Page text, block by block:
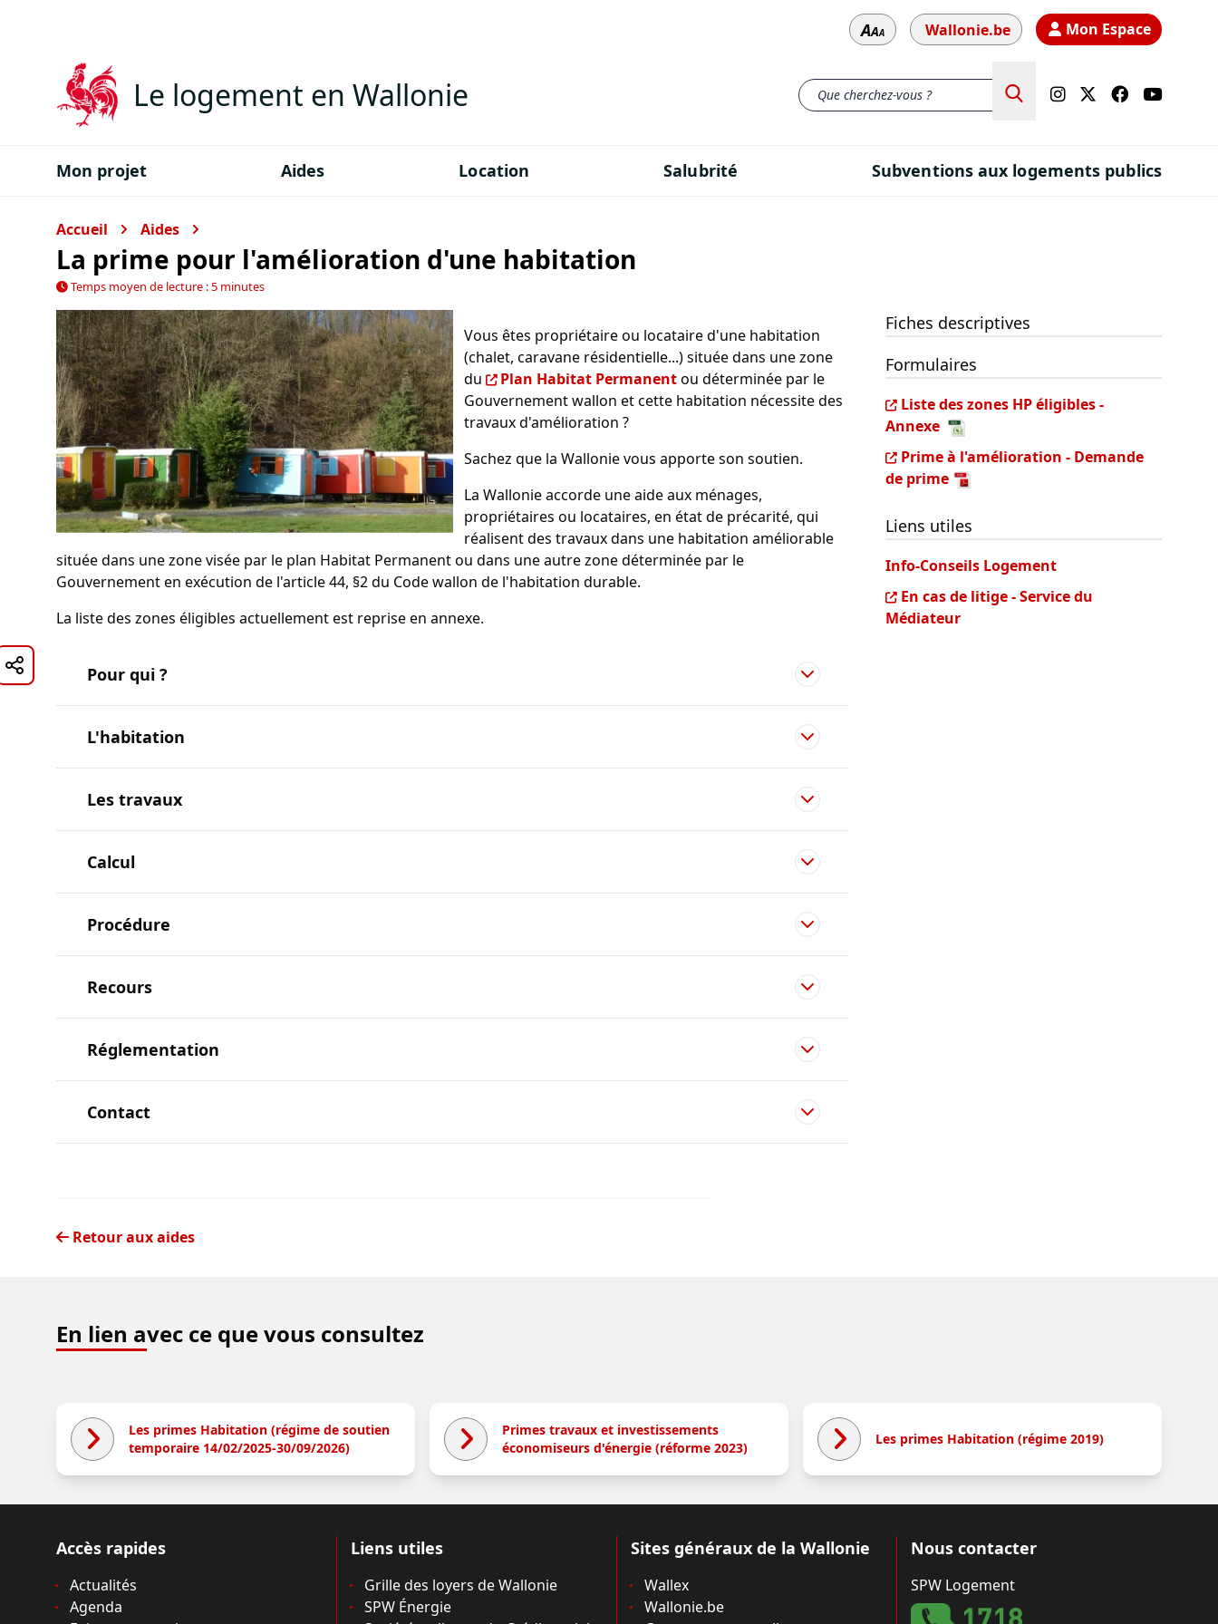
AAA Wallonie.be Mon Espace
Le logement en Wallonie
Mon projet Aides Location Salubrité Subventions aux logements publics
Accueil Aides
La prime pour l'amélioration d'une habitation
Temps moyen de lecture : 5 minutes
Vous êtes propriétaire ou locataire d'une habitation
(chalet, caravane résidentielle...) située dans une zone
du
Plan Habitat Permanentou déterminée par le
Gouvernement wallon et cette habitation nécessite des
travaux d'amélioration ?
Sachez que la Wallonie vous apporte son soutien.
La Wallonie accorde une aide aux ménages,
propriétaires ou locataires, en état de précarité, qui
réalisent des travaux dans une habitation améliorable
située dans une zone visée par le plan Habitat Permanent ou dans une autre zone déterminée par le
Gouvernement en exécution de l'article 44, §2 du Code wallon de l'habitation durable.
La liste des zones éligibles actuellement est reprise en annexe.
Pour qui ?
L'habitation
Les travaux
Calcul
Procédure
Recours
Réglementation
Contact
Fiches descriptives
Formulaires
Liste des zones HP éligibles -
Annexe
Prime à l'amélioration - Demande
de prime
Liens utiles
Info-Conseils Logement
En cas de litige - Service du
Médiateur
Retour aux aides
En lien avec ce que vous consultez
Les primes Habitation (régime de soutien
temporaire 14/02/2025-30/09/2026)
Primes travaux et investissements
économiseurs d'énergie (réforme 2023)
Les primes Habitation (régime 2019)
Accès rapides
Actualités
Agenda
Liens utiles
Grille des loyers de Wallonie
SPW Énergie
Sites généraux de la Wallonie
Wallex
Wallonie.be
Nous contacter
SPW Logement